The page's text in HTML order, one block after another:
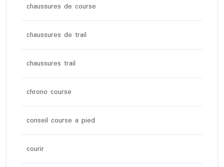
chaussures de course
chaussures de trail
chaussures trail
chrono course
conseil course a pied
courir